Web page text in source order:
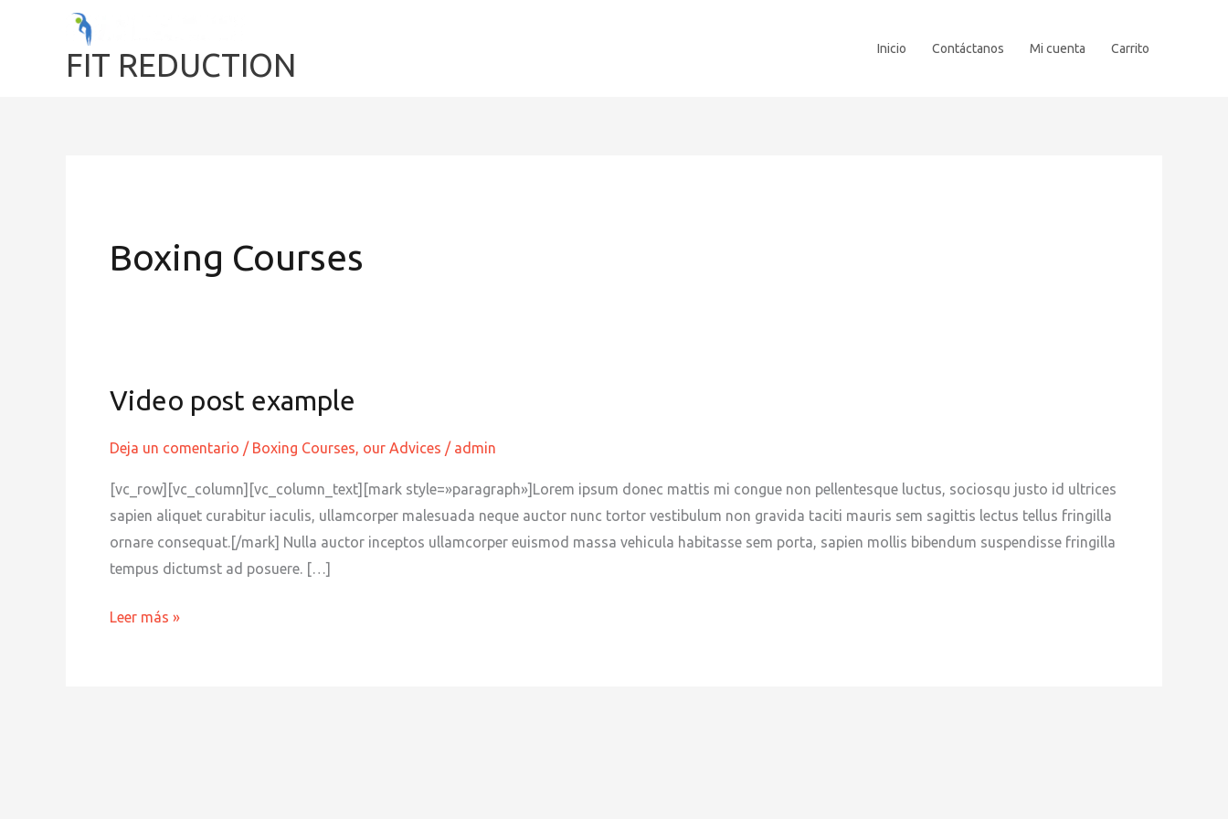
FIT REDUCTION Inicio Contáctanos Mi cuenta Carrito
Boxing Courses
Video post example
Deja un comentario / Boxing Courses, our Advices / admin
[vc_row][vc_column][vc_column_text][mark style=»paragraph»]Lorem ipsum donec mattis mi congue non pellentesque luctus, sociosqu justo id ultrices
sapien aliquet curabitur iaculis, ullamcorper malesuada neque auctor nunc tortor vestibulum non gravida taciti mauris sem sagittis lectus tellus fringilla
ornare consequat.[/mark] Nulla auctor inceptos ullamcorper euismod massa vehicula habitasse sem porta, sapien mollis bibendum suspendisse fringilla
tempus dictumst ad posuere. […]
Video
example
Leer más »